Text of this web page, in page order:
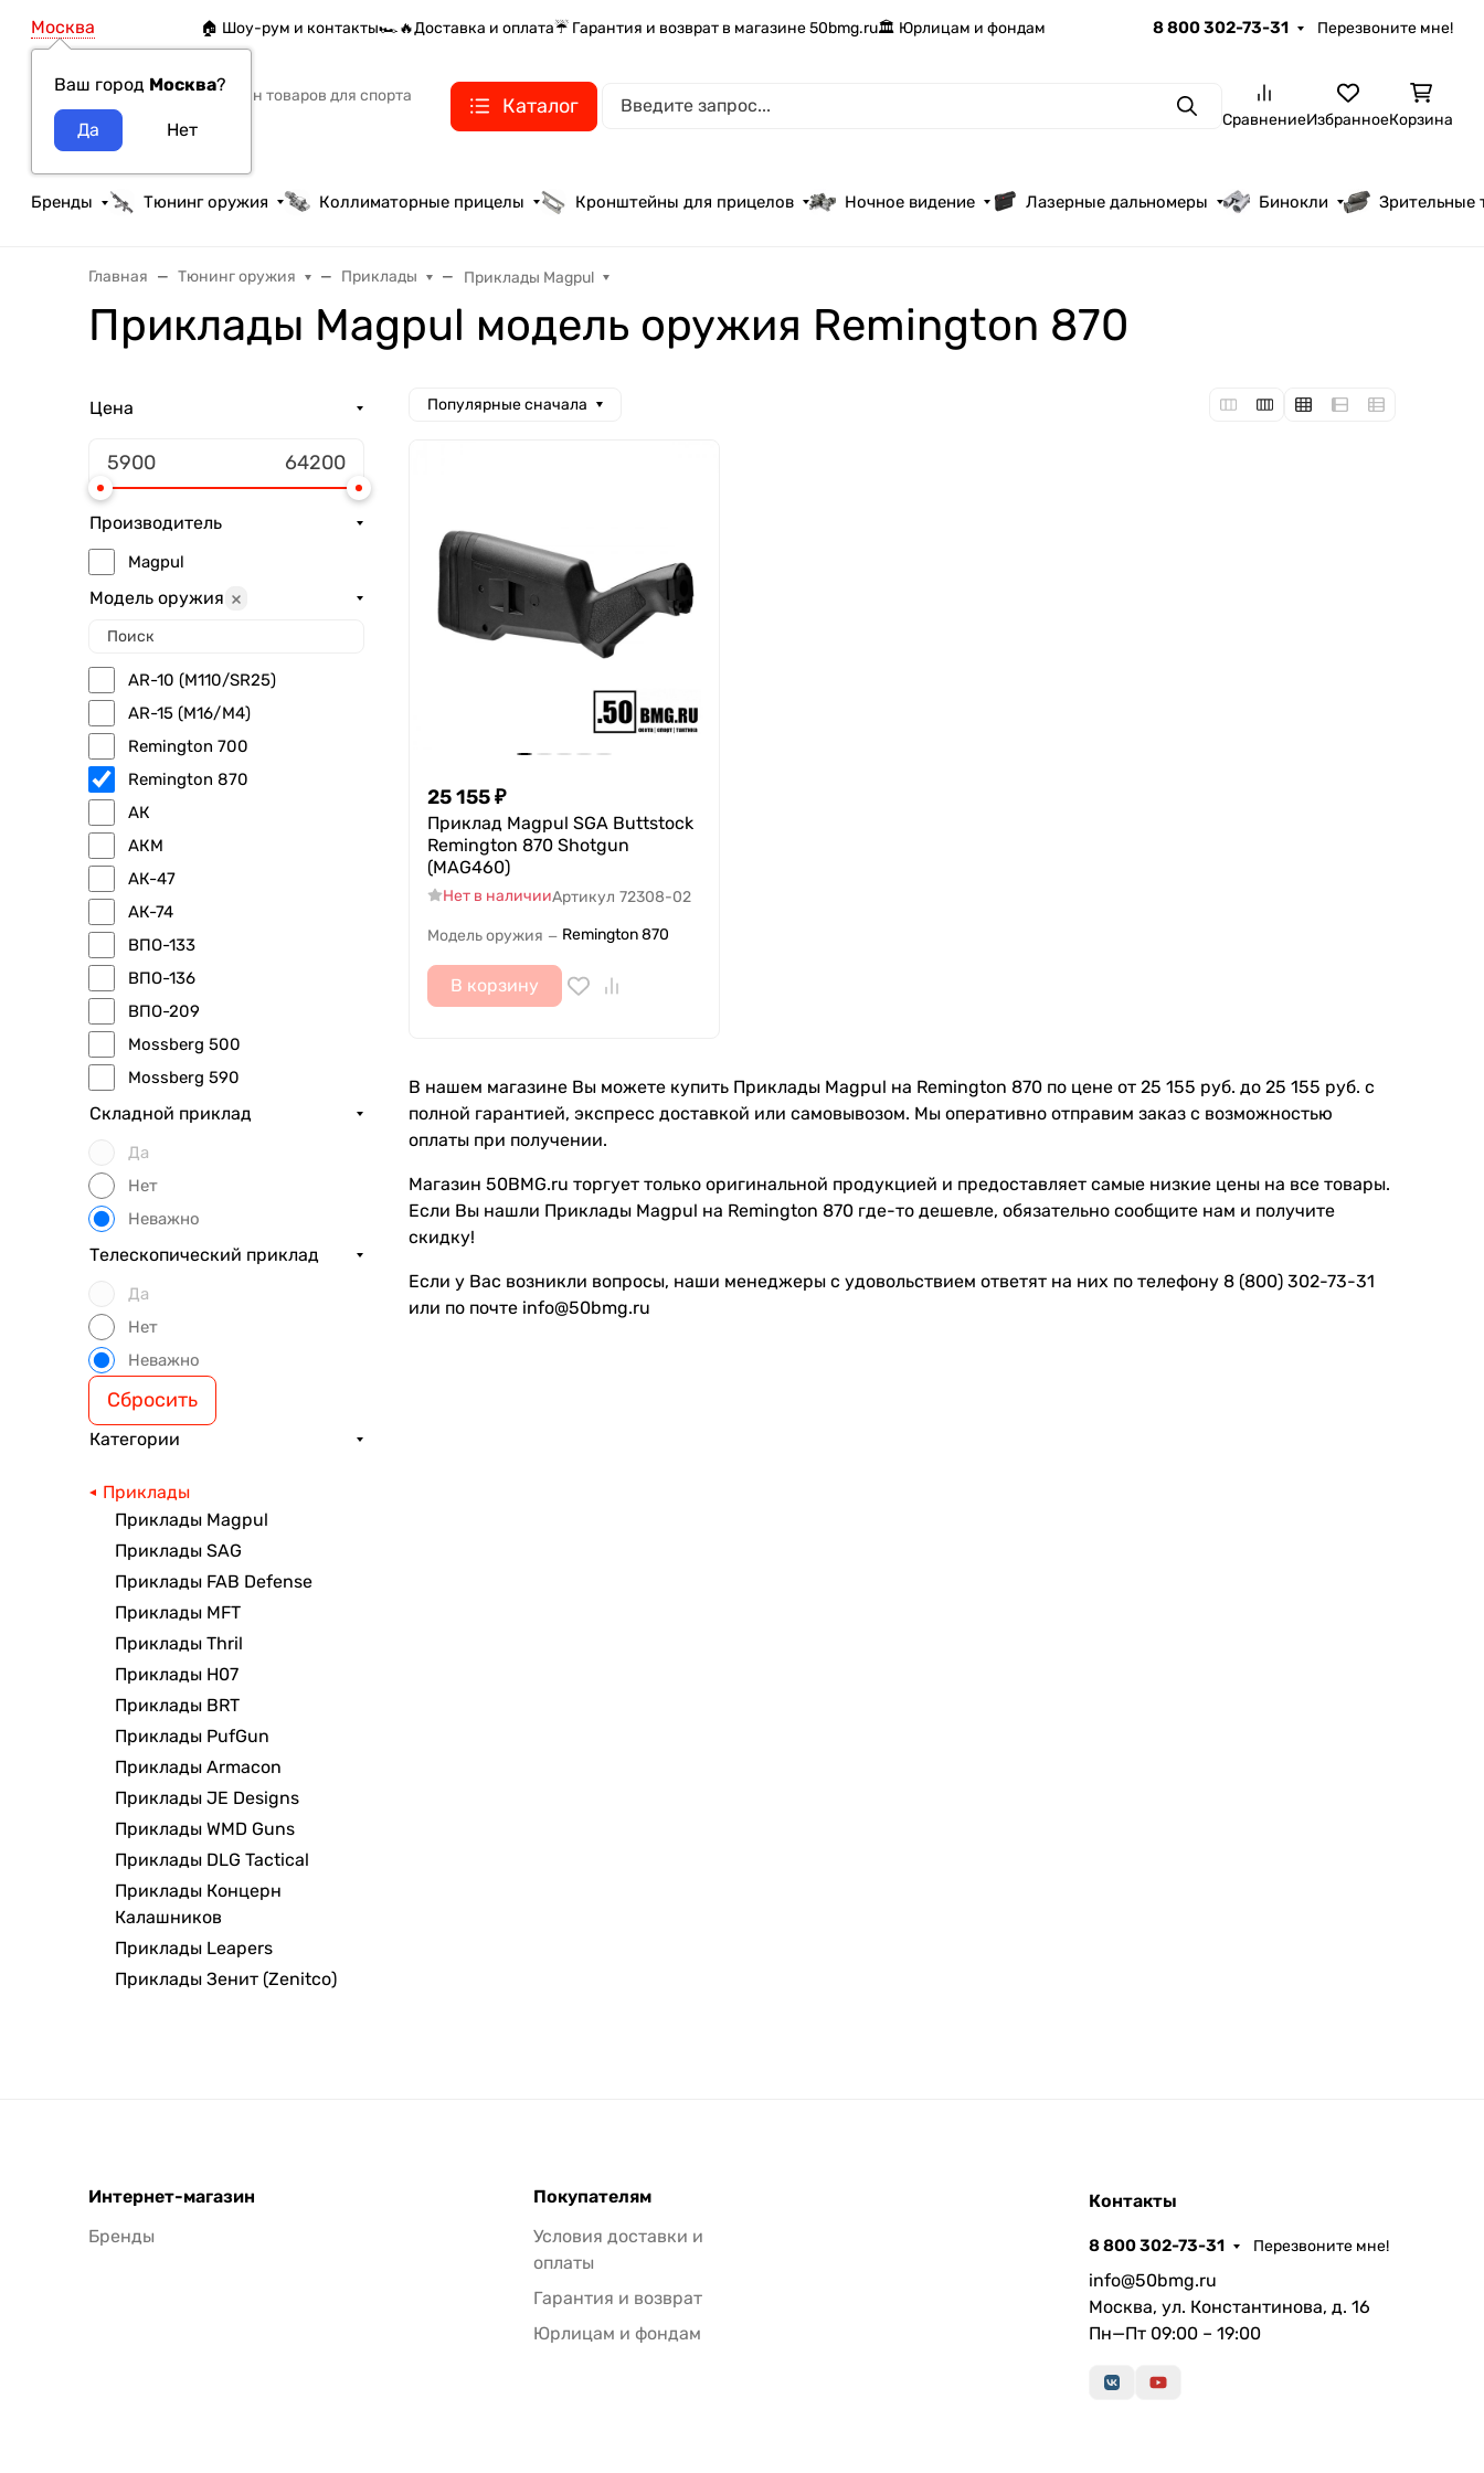
Москва
Ваш город Москва?
🏠 Шоу-рум и контакты🏎️🔥Доставка и оплата☔ Гарантия и возврат в магазине 50bmg.ru🏛️ Юрлицам и фондам 8 800 302-73-31 Перезвоните мне!
Интернет-магазин товаров для спорта
тактики и охоты
Каталог ПоискСравнениеИзбранноеКорзина
Бренды Тюнинг оружия Коллиматорные прицелы Кронштейны для прицелов Ночное видение Лазерные дальномеры Бинокли Зрительные
Главная Тюнинг оружия Приклады Приклады Magpul
Приклады Magpul модель оружия Remington 870
Цена
Производитель
Magpul
Модель оружия
AR-10 (M110/SR25)
AR-15 (M16/M4)
Remington 700
Remington 870
АК
АКМ
АК-47
АК-74
ВПО-133
ВПО-136
ВПО-209
Mossberg 500
Mossberg 590
Складной приклад
Да
Нет
Неважно
Телескопический приклад
Да
Нет
Неважно
Сбросить
Категории
Приклады
Приклады Magpul
Приклады SAG
Приклады FAB Defense
Приклады MFT
Приклады Thril
Приклады H07
Приклады BRT
Приклады PufGun
Приклады Armacon
Приклады JE Designs
Приклады WMD Guns
Приклады DLG Tactical
Приклады Концерн
Калашников
Приклады Leapers
Приклады Зенит (Zenitco)
Популярные сначала
25 155₽
Приклад Magpul SGA Buttstock
Remington 870 Shotgun
(MAG460)
Нет в наличииАртикул 72308-02
Модель оружия — Remington 870
В корзину
В нашем магазине Вы можете купить Приклады Magpul на Remington 870 по цене от 25 155 руб. до 25 155 руб. с
полной гарантией, экспресс доставкой или самовывозом. Мы оперативно отправим заказ с возможностью
оплаты при получении.
Магазин 50BMG.ru торгует только оригинальной продукцией и предоставляет самые низкие цены на все товары.
Если Вы нашли Приклады Magpul на Remington 870 где-то дешевле, обязательно сообщите нам и получите
скидку!
Если у Вас возникли вопросы, наши менеджеры с удовольствием ответят на них по телефону 8 (800) 302-73-31
или по почте info@50bmg.ru
Интернет-магазин
Бренды
Покупателям
Условия доставки и
оплаты
Гарантия и возврат
Юрлицам и фондам
Контакты
8 800 302-73-31 Перезвоните мне!
info@50bmg.ru
Москва, ул. Константинова, д. 16
Пн—Пт 09:00 – 19:00